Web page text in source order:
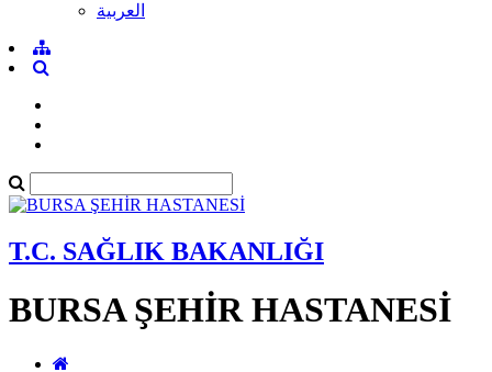
العربية
T.C. SAĞLIK BAKANLIĞI
BURSA ŞEHİR HASTANESİ